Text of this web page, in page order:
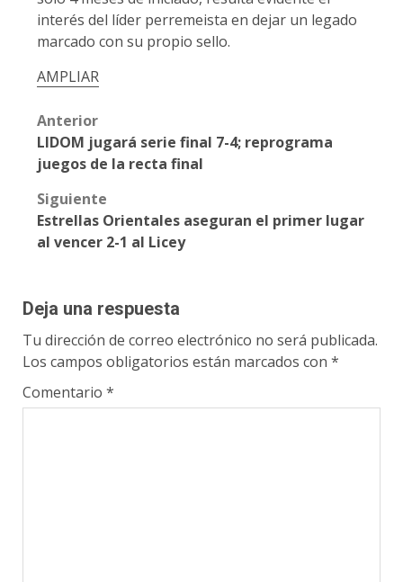
interés del líder perremeista en dejar un legado
marcado con su propio sello.
AMPLIAR
Post
navigation
Anterior
LIDOM jugará serie final 7-4; reprograma
juegos de la recta final
Siguiente
Estrellas Orientales aseguran el primer lugar
al vencer 2-1 al Licey
Deja una respuesta
Tu dirección de correo electrónico no será publicada.
Los campos obligatorios están marcados con *
Comentario *